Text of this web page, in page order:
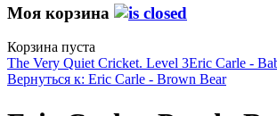
Моя корзина
Корзина пуста
The Very Quiet Cricket. Level 3Eric Carle -
Вернуться к: Eric Carle - Brown Bear